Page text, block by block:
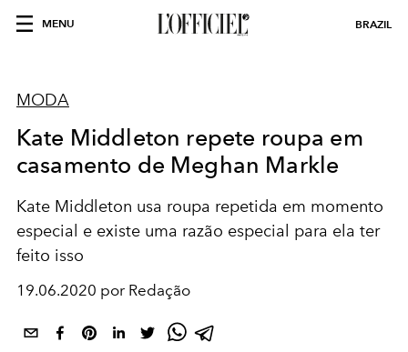
MENU BRAZIL
MODA
Kate Middleton repete roupa em
casamento de Meghan Markle
Kate Middleton usa roupa repetida em momento
especial e existe uma razão especial para ela ter
feito isso
19.06.2020 por Redação